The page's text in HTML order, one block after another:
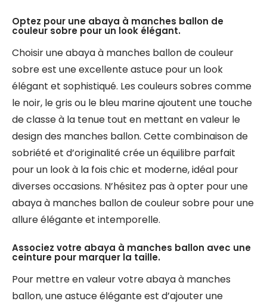
Optez pour une abaya à manches ballon de
couleur sobre pour un look élégant.
Choisir une abaya à manches ballon de couleur
sobre est une excellente astuce pour un look
élégant et sophistiqué. Les couleurs sobres comme
le noir, le gris ou le bleu marine ajoutent une touche
de classe à la tenue tout en mettant en valeur le
design des manches ballon. Cette combinaison de
sobriété et d’originalité crée un équilibre parfait
pour un look à la fois chic et moderne, idéal pour
diverses occasions. N’hésitez pas à opter pour une
abaya à manches ballon de couleur sobre pour une
allure élégante et intemporelle.
Associez votre abaya à manches ballon avec une
ceinture pour marquer la taille.
Pour mettre en valeur votre abaya à manches
ballon, une astuce élégante est d’ajouter une